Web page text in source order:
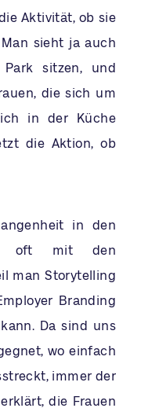
Aktivität, ob sie
sieht ja auch
sitzen, und
die sich um
in der Küche
die Aktion, ob
in den
oft mit den
man Storytelling
Branding
Da sind uns
wo einfach
immer der
die Frauen